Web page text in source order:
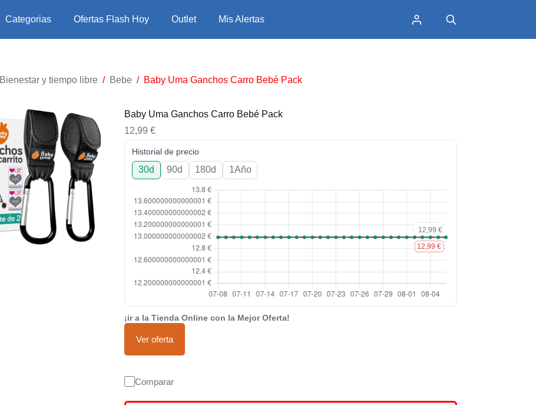
Categorias Ofertas Flash Hoy Outlet Mis Alertas
Bienestar y tiempo libre / Bebe / Baby Uma Ganchos Carro Bebé Pack
Baby Uma Ganchos Carro Bebé Pack
12,99€
Historial de precio
30d 90d 180d 1Año
¡ir a la Tienda Online con la Mejor Oferta!
Ver oferta
Comparar